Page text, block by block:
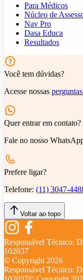
Para Médicos
Núcleo de
Nav Pro
Dasa Educa
Resultados
Você tem dúvidas?
Acesse nossas
Quer entrar em contato?
Fale no nosso
Prefere ligar?
Telefone: (11) 3047-
Voltar ao topo
Responsável Técnico:
102037
© Copyright 2026
Responsável Técnico: